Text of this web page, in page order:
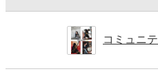
コミュニ